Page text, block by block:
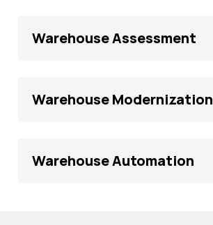
Warehouse Assessment
Warehouse Modernization
Warehouse Automation